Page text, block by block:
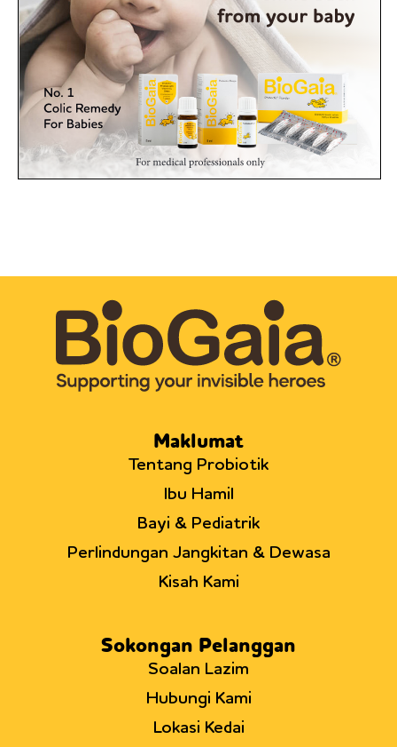
Maklumat
Tentang Probiotik
Ibu Hamil
Bayi & Pediatrik
Perlindungan Jangkitan & Dewasa
Kisah Kami
Sokongan Pelanggan
Soalan Lazim
Hubungi Kami
Lokasi Kedai